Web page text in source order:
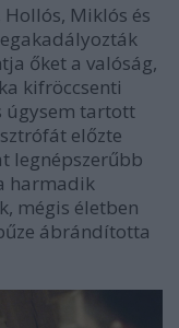
Miklós és
őket a valóság,
kifröccsenti
úgysem tartott
előzte
legnépszerűbb
harmadik
mégis életben
ábrándította